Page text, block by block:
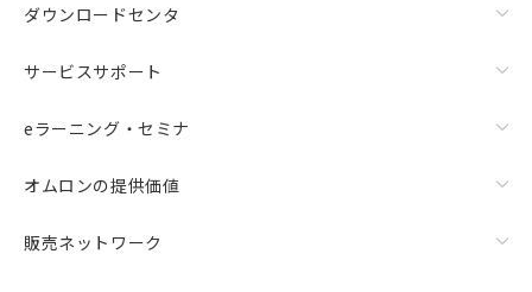
ダウンロードセンタ
サービスサポート
eラーニング・セミナ
オムロンの提供価値
販売ネットワーク